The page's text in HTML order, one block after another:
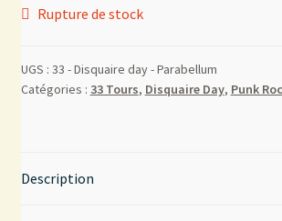
Rupture de stock
UGS : 33 - Disquaire day - Parabellum
Catégories : 33 Tours, Disquaire Day, Punk
Description